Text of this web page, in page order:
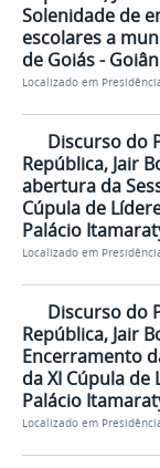
Solenidade de
escolares a
de Goiás -
Localizado em
Discurso do
República, Jair
abertura da
Cúpula de
Palácio
Localizado em
Discurso do
República, Jair
Encerramento
da XI Cúpula de
Palácio
Localizado em